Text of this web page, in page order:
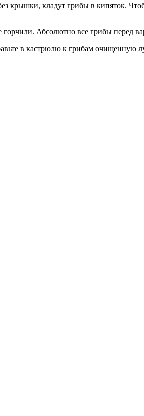
крышки, кладут грибы в кипяток.
Абсолютно все грибы перед
в кастрюлю к грибам